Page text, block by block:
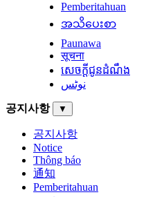
Pemberitahuan
အသိပေးစာ
Paunawa
सूचना
សេចក្តីជូនដំណឹង
نوٹس
공지사항 ▼
공지사항
Notice
Thông báo
通知
Pemberitahuan